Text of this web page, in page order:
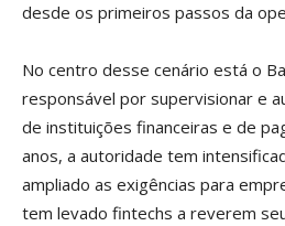
desde os primeiros passos da
No centro desse cenário está o
responsável por supervisionar e
de instituições financeiras e de
anos, a autoridade tem
ampliado as exigências para
tem levado fintechs a reverem